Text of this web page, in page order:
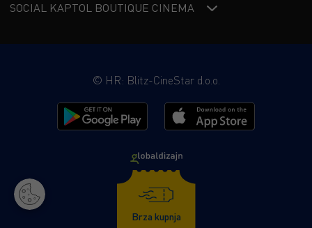
SOCIAL KAPTOL BOUTIQUE CINEMA
© HR: Blitz-CineStar d.o.o.
Brza kupnja